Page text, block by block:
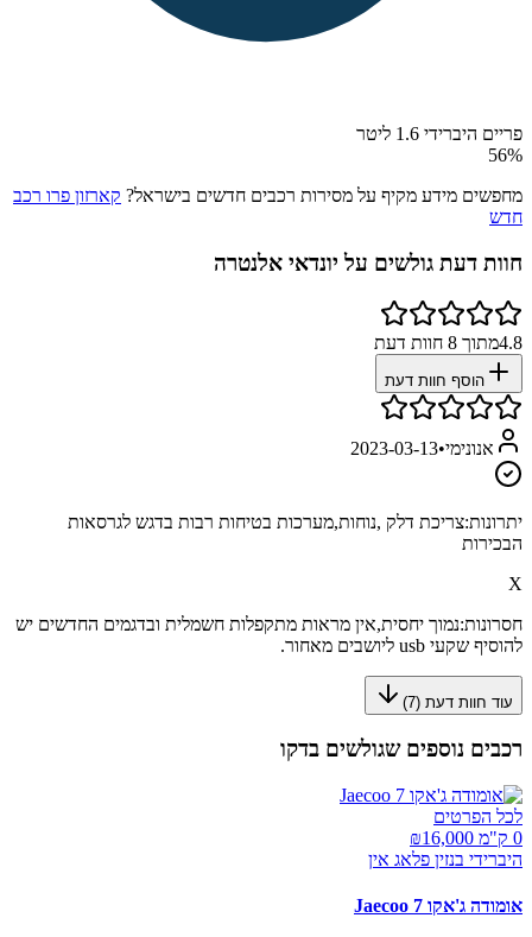
פריים היברידי 1.6 ליטר
56%
מחפשים מידע מקיף על מסירות רכבים חדשים בישראל? קארזון פרו רכב
חדש
חוות דעת גולשים על יונדאי אלנטרה
4.8מתוך 8 חוות דעת
הוסף חוות דעת
אנונימי•
2023-03-13
יתרונות:צריכת דלק ,נוחות,מערכות בטיחות רבות בדגש לגרסאות
הבכירות
X
חסרונות:נמוך יחסית,אין מראות מתקפלות חשמלית ובדגמים החדשים יש
להוסיף שקעי usb ליושבים מאחור.
עוד חוות דעת (7
)
רכבים נוספים שגולשים בדקו
לכל הפרטים
0 ק"מ ₪
16,000
היברידי בנזין פלאג אין
אומודה ג'אקו Jaecoo 7